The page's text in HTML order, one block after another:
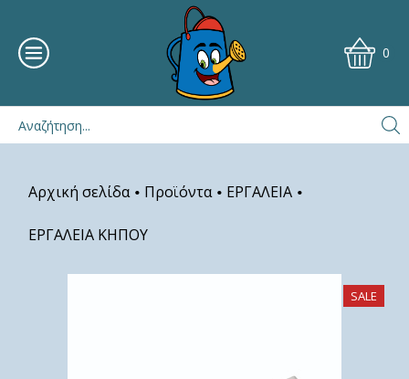
0
Αρχική σελίδα • Προϊόντα • ΕΡΓΑΛΕΙΑ •
ΕΡΓΑΛΕΙΑ ΚΗΠΟΥ
SALE